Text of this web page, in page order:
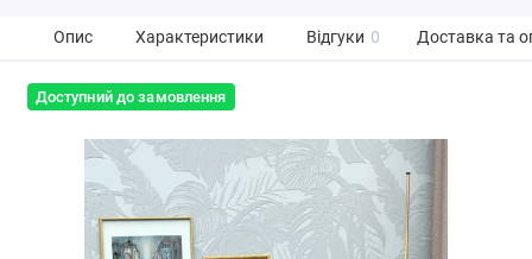
Опис Характеристики Відгуки 0 Доставка та
Доступний до замовлення